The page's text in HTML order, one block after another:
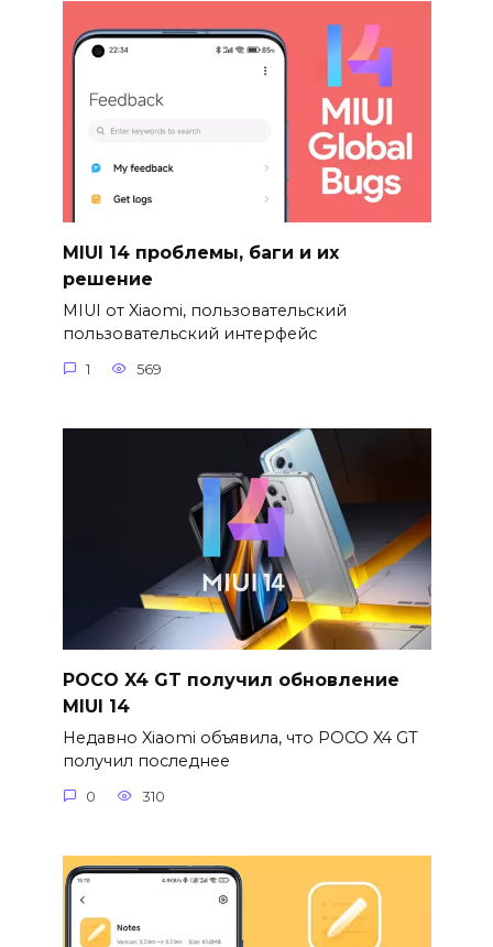
MIUI 14 проблемы, баги и их
решение
MIUI от Xiaomi, пользовательский
пользовательский интерфейс
1 569
POCO X4 GT получил обновление
MIUI 14
Недавно Xiaomi объявила, что POCO X4 GT
получил последнее
0 310